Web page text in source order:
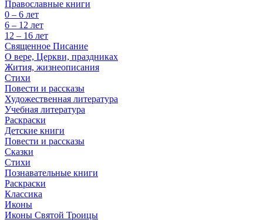
Православные книги
0 – 6 лет
6 – 12 лет
12 – 16 лет
Священное Писание
О вере, Церкви, праздниках
Жития, жизнеописания
Стихи
Повести и рассказы
Художественная литература
Учебная литература
Раскраски
Детские книги
Повести и рассказы
Сказки
Стихи
Познавательные книги
Раскраски
Классика
Иконы
Иконы Святой Троицы